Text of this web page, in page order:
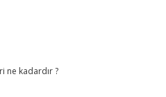
ne kadardır ?